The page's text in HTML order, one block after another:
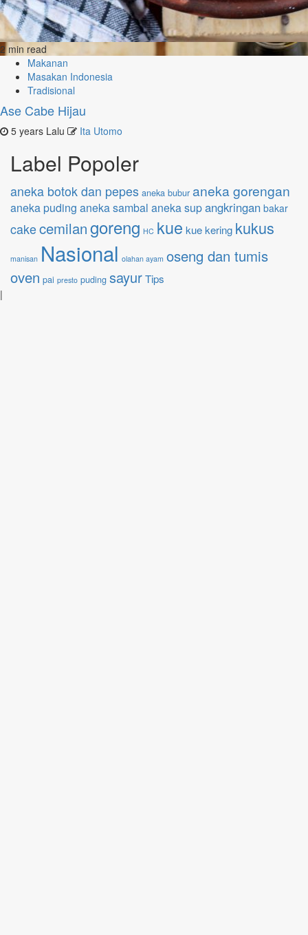
2 min read
Makanan
Masakan Indonesia
Tradisional
Ase Cabe Hijau
5 years Lalu Ita Utomo
Label Popoler
aneka botok dan pepes aneka bubur aneka gorengan
aneka puding aneka sambal aneka supangkringan bakar
cake cemilangoreng HC kue kue kering kukus
manisan Nasional olahan ayam oseng dan tumis
oven pai presto puding sayurTips
|